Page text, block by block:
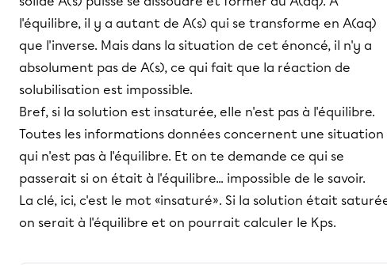
l'équilibre, il y a autant de A(s) qui se transforme en A(aq)
que l'inverse. Mais dans la situation de cet énoncé, il n'y a
absolument pas de A(s), ce qui fait que la réaction de
solubilisation est impossible.
Bref, si la solution est insaturée, elle n'est pas à l'équilibre.
Toutes les informations données concernent une situation
qui n'est pas à l'équilibre. Et on te demande ce qui se
passerait si on était à l'équilibre... impossible de le savoir.
La clé, ici, c'est le mot «insaturé». Si la solution était
on serait à l'équilibre et on pourrait calculer le Kps.